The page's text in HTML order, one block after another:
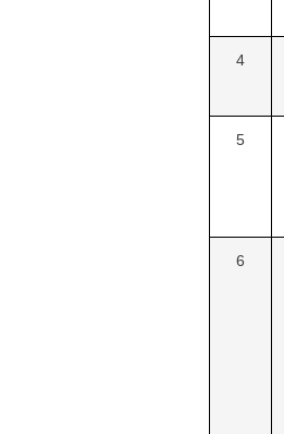
4
5
6